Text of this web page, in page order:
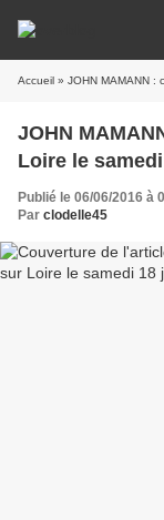
Accueil » JOHN MAMANN :
JOHN
Loire le
Publié le 06/06/2016 à
Par clodelle45